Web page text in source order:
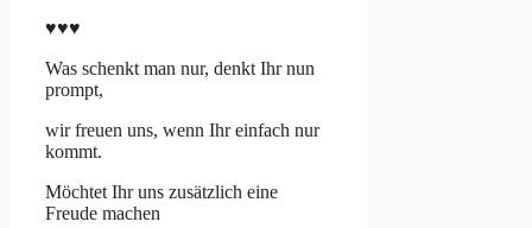
♥♥♥
Was schenkt man nur, denkt Ihr nun
prompt,
wir freuen uns, wenn Ihr einfach nur
kommt.
Möchtet Ihr uns zusätzlich eine
Freude machen